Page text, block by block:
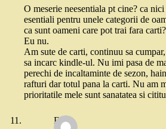
O meserie neesentiala pt cine? ca
esentiali pentru unele categorii de
ca sunt oameni care pot trai fara
Eu nu.
Am sute de carti, continuu sa
sa incarc kindle-ul. Nu imi pasa de
perechi de incaltaminte de sezon,
rafturi dar totul pana la carti. Nu am
prioritatile mele sunt sanatatea si
Eliza